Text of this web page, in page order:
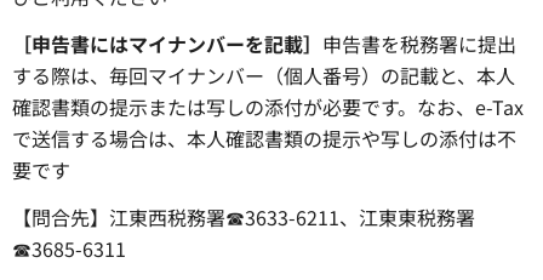
［申告書にはマイナンバーを記載］ 申告書を税務署に提出
する際は、毎回マイナンバー（個人番号）の記載と、本人
確認書類の提示または写しの添付が必要です。なお、e-Tax
で送信する場合は、本人確認書類の提示や写しの添付は不
要です
【問合先】江東西税務署☎3633-6211、江東東税務署
☎3685-6311